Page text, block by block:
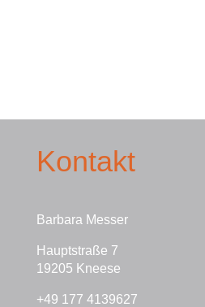
Kontakt
Barbara Messer
Hauptstraße 7
19205 Kneese
+49 177 4139627